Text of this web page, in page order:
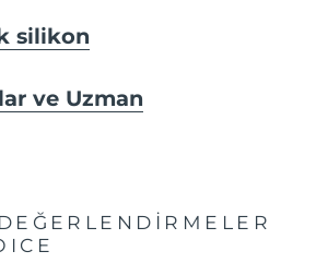
silikon
ve Uzman